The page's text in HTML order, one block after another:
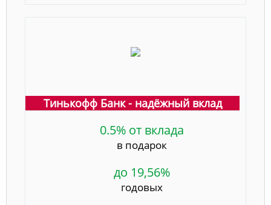
Тинькофф Банк - надёжный вклад
0.5% от вклада
в подарок
до 19,56%
годовых